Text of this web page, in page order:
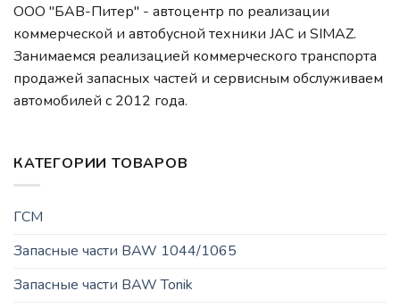
ООО "БАВ-Питер" - автоцентр по реализации
коммерческой и автобусной техники JAC и SIMAZ.
Занимаемся реализацией коммерческого транспорта
продажей запасных частей и сервисным обслуживаем
автомобилей c 2012 года.
КАТЕГОРИИ ТОВАРОВ
ГСМ
Запасные части BAW 1044/1065
Запасные части BAW Tonik